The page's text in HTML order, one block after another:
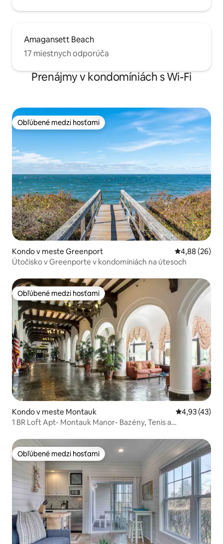
Amagansett Beach
17 miestnych odporúča
Prenájmy v kondomíniách s Wi-Fi
Obľúbené medzi hosťami
Obľúbené medzi hosťami
Kondo v meste Greenport Priemerné
4,88 (26)
Útočisko v Greenporte v kondomíniách na útesoch
Obľúbené medzi hosťami
Obľúbené medzi hosťami
Kondo v meste Montauk Priemerné
4,93 (43)
1 BR Loft Apt- Montauk Manor- Bazény, Tenis a
Obľúbené medzi hosťami
Obľúbené medzi hosťami